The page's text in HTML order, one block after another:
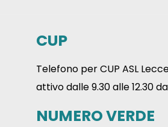
CUP
Telefono per CUP ASL
attivo dalle 9.30 alle 12.30
NUMERO VERDE